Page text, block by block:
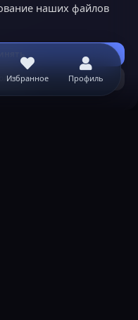
Избранное Профиль
наших файлов